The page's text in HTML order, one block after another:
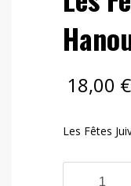
18,00 €
Les Fêtes
Les